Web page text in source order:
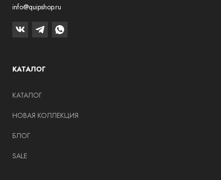
info@quipshop.ru
КАТАЛОГ
КАТАЛОГ
НОВАЯ КОЛЛЕКЦИЯ
БЛОГ
SALE